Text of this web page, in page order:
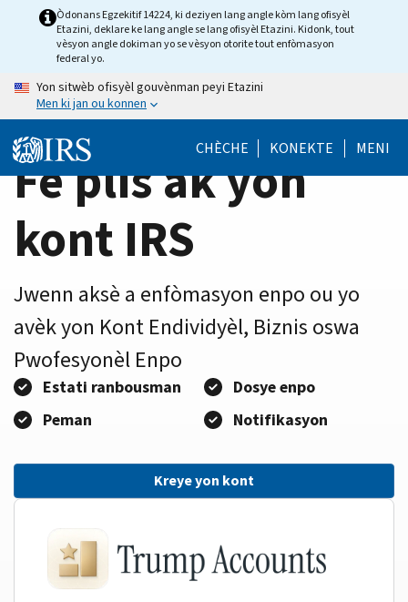
HomeÒdonans Egzekitif 14224, ki deziyen lang angle kòm lang ofisyèl
Etazini, deklare ke lang angle se lang ofisyèl Etazini. Kidonk, tout
vèsyon angle dokiman yo se vèsyon otorite tout enfòmasyon
federal yo.
Yon sitwèb ofisyèl gouvènman peyi Etazini
Men ki jan ou konnen
CHÈCHE KONEKTE MENI
Fè plis ak yon
kont IRS
Jwenn aksè a enfòmasyon enpo ou yo
avèk yon Kont Endividyèl, Biznis oswa
Pwofesyonèl Enpo
Estati ranbousman
Dosye enpo
Peman
Notifikasyon
Kreye yon kont